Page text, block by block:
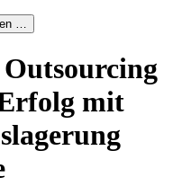
Outsourcing
mit